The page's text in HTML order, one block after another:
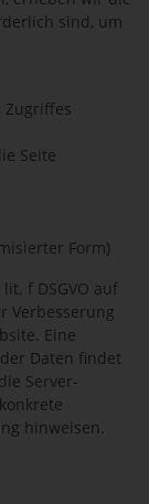
sind, um
Zugriffes
Seite
Form)
f DSGVO auf
Verbesserung
Eine
Daten findet
Server-
hinweisen.